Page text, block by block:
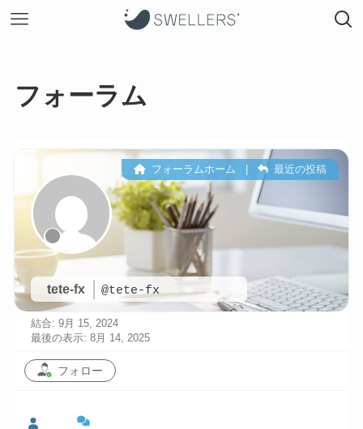
フォーラム
tete-fx @tete-fx
フォーラムホーム | 最近の投稿
結合: 9月 15, 2024
最後の表示: 8月 14, 2025
フォロー